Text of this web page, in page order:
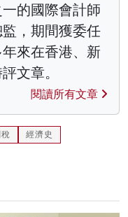
的國際會計師
，期間獲委任
來在香港、新
文章。
閱讀所有文章
經濟史